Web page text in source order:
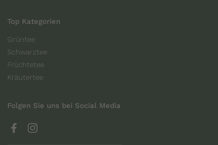
Top Kategorien
Grüntee
Schwarztee
Früchtetee
Kräutertee
Folgen Sie uns bei Social Media
FacebookInstagram